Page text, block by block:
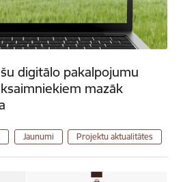
digitālo pakalpojumu
mazāk
Jaunumi Projektu aktualitātes